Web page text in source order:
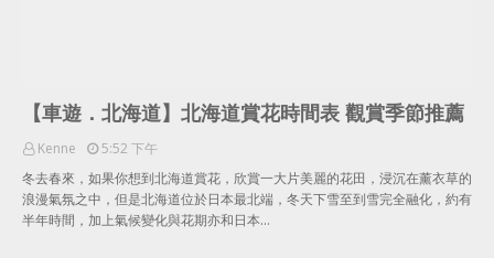
【車遊．北海道】北海道賞花時間表 觀賞季節推薦
Kenne
5:52 下午
冬去春來，如果你想到北海道賞花，欣賞一大片美麗的花田，浸沉在薰衣草的
浪漫氣氛之中，但是北海道位於日本最北端，冬天下雪至到雪完全融化，約有
半年時間，加上氣候變化與花期亦和日本…